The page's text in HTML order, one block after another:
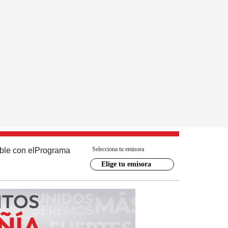
con el Programa Selecciona tu emisora
Elige tu emisora